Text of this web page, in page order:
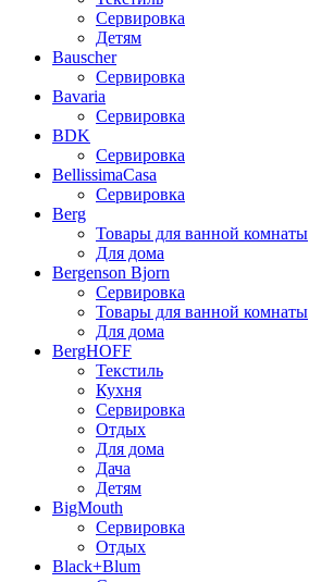
Сервировка
Детям
Bauscher
Сервировка
Bavaria
Сервировка
BDK
Сервировка
BellissimaCasa
Сервировка
Berg
Товары для ванной комнаты
Для дома
Bergenson Bjorn
Сервировка
Товары для ванной комнаты
Для дома
BergHOFF
Текстиль
Кухня
Сервировка
Отдых
Для дома
Дача
Детям
BigMouth
Сервировка
Отдых
Black+Blum